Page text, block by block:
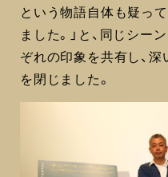
という物語自体も疑っ
ました。」と、同じシ
ぞれの印象を共有し、
を閉じました。